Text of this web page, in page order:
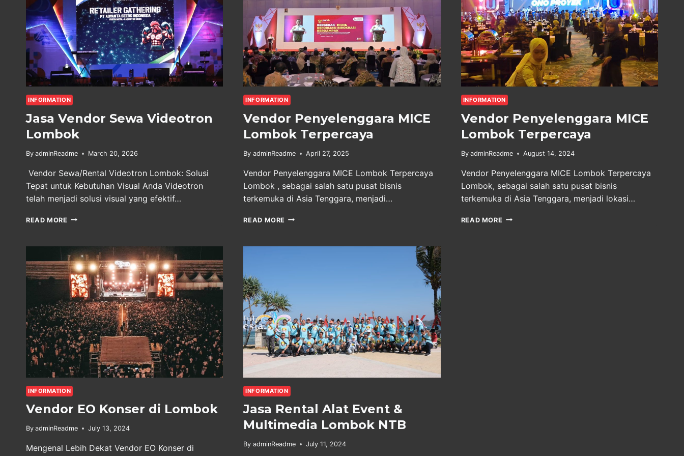
INFORMATION
Jasa Vendor Sewa Videotron
Lombok
By adminReadme March 20, 2026
Vendor Sewa/Rental Videotron Lombok: Solusi
Tepat untuk Kebutuhan Visual Anda Videotron
telah menjadi solusi visual yang efektif…
READ MORE JASA
VIDEOTRON
LOMBOK
INFORMATION
Vendor Penyelenggara MICE
Lombok Terpercaya
By adminReadme April 27, 2025
Vendor Penyelenggara MICE Lombok Terpercaya
Lombok , sebagai salah satu pusat bisnis
terkemuka di Asia Tenggara, menjadi…
READ MORE VENDOR
LOMBOK
INFORMATION
Vendor Penyelenggara MICE
Lombok Terpercaya
By adminReadme August 14, 2024
Vendor Penyelenggara MICE Lombok Terpercaya
Lombok, sebagai salah satu pusat bisnis
terkemuka di Asia Tenggara, menjadi lokasi…
READ MORE VENDOR
INFORMATION
Vendor EO Konser di Lombok
By adminReadme July 13, 2024
Mengenal Lebih Dekat Vendor EO Konser di
INFORMATION
Jasa Rental Alat Event &
Multimedia Lombok NTB
By adminReadme July 11, 2024